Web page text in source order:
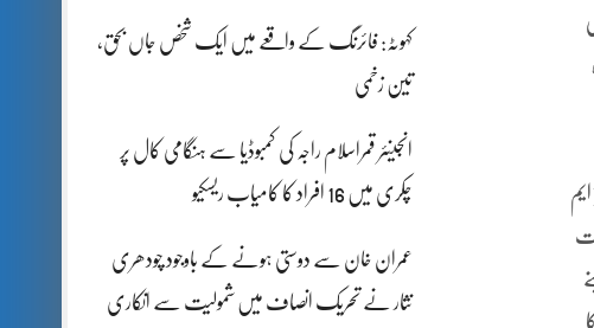
کہوٹہ: فائرنگ کے واقعے میں ایک شخص جاں بحق،
تین زخمی
انجینئر قمراسلام راجہ کی کمبوڈیا سے ہنگامی کال پر
چکری میں 16 افراد کا کامیاب ریسکیو
عمران خان سے دوستی ہونے کے باوجود چودھری
نثار نے تحریک انصاف میں شمولیت سے انکاری